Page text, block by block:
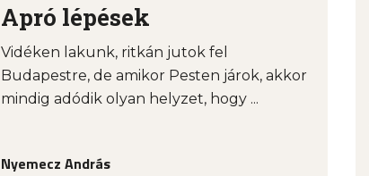
Apró lépések
Vidéken lakunk, ritkán jutok fel
Budapestre, de amikor Pesten járok, akkor
mindig adódik olyan helyzet, hogy ...
Nyemecz András